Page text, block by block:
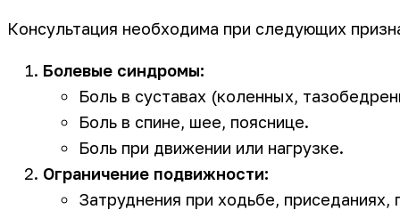
Консультация необходима при следующих
Болевые синдромы:
Боль в суставах (коленных,
Боль в спине, шее, пояснице.
Боль при движении или нагрузке.
Ограничение подвижности:
Затруднения при ходьбе,